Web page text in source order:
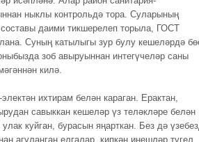
ныклы контрольдә тора. Суларының
составы даими тикшерелеп торыла, ГОСТ
Суның катылыгы зур булу кешеләрдә
зоб авыруыннан интегүчеләр саны
килә.
ихтирам белән караган. Ерактан,
савыккан кешеләр үз теләкләре белән
куйган, бурасын яңарткан. Без дә
агуланган елгалар, кипкән инешләр түгел,